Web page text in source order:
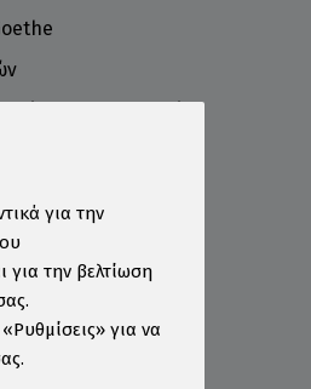
για την
την βελτίωση
για να